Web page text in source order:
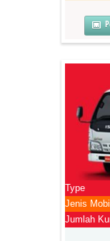
Type
Jenis Mobil
Jumlah